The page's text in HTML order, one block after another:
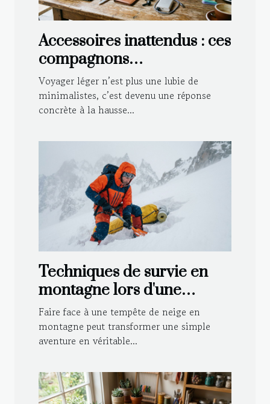
Accessoires inattendus : ces
compagnons
indispensables pour
voyager léger
Voyager léger n’est plus une lubie de
minimalistes, c’est devenu une réponse
concrète à la hausse...
Techniques de survie en
montagne lors d'une
tempête de neige
Faire face à une tempête de neige en
montagne peut transformer une simple
aventure en véritable...